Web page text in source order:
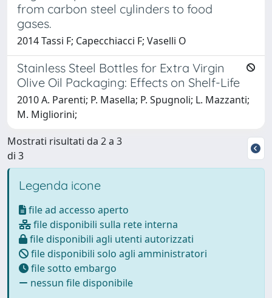
from carbon steel cylinders to food
gases.
2014 Tassi F; Capecchiacci F; Vaselli O
Stainless Steel Bottles for Extra Virgin
Olive Oil Packaging: Effects on Shelf-Life
2010 A. Parenti; P. Masella; P. Spugnoli; L. Mazzanti;
M. Migliorini;
Mostrati risultati da 2 a 3
di 3
Legenda icone
file ad accesso aperto
file disponibili sulla rete interna
file disponibili agli utenti autorizzati
file disponibili solo agli amministratori
file sotto embargo
nessun file disponibile